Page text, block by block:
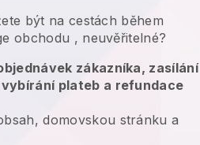
být na cestách během
obchodu , neuvěřitelné?
zákazníka, zasílání
plateb a refundace
domovskou stránku a